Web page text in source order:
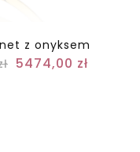
z onyksem
5474,00 zł